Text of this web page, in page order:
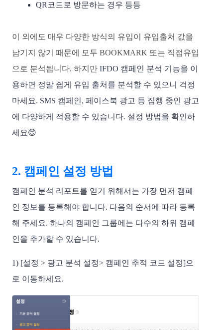
QR코드로 방문하는 경우 등등
이 외에도 매우 다양한 방식의 유입이 유입출처 값을
남기지 않기 때문에
모두 BOOKMARK 또는 직접유입
으로 분석됩니다. 하지만 IFDO 캠페인 분석 기능을 이
용하면 정말 쉽게 유입 출처를 분석할 수 있으니 걱정
마세요. SMS 캠페인, 페이스북 광고 등 집행 중인 광고
에 다양하게 적용할 수 있습니다. 설정 방법을 확인하
세요😊
2. 캠페인 설정 방법
캠페인 분석 리포트를 얻기 위해서는 가장 먼저 캠페
인 정보를 등록해야 합니다. 다음의 순서에 따라 등록
해 주세요. 하나의 캠페인 그룹에는 다수의 하위 캠페
인을 추가할 수 있습니다.
1) [설정 > 광고 분석 설정> 캠페인 추적 코드 설정]으
로 이동하세요.